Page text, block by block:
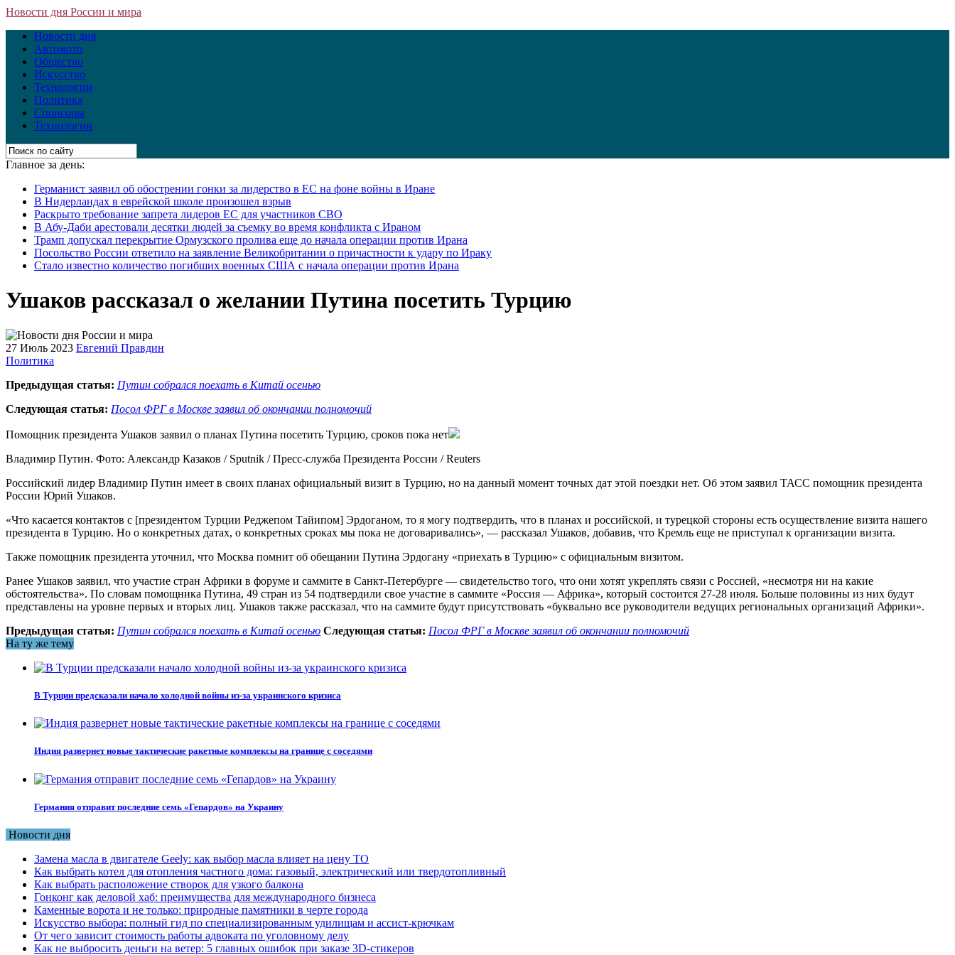
Новости дня России и мира
Новости дня
Автомото
Общество
Искусство
Технологии
Политика
Спонсоры
Технологии
Главное за день:
Германист заявил об обострении гонки за лидерство в ЕС на фоне войны в Иране
В Нидерландах в еврейской школе произошел взрыв
Раскрыто требование запрета лидеров ЕС для участников СВО
В Абу-Даби арестовали десятки людей за съемку во время конфликта с Ираном
Трамп допускал перекрытие Ормузского пролива еще до начала операции против Ирана
Посольство России ответило на заявление Великобритании о причастности к удару по Ираку
Стало известно количество погибших военных США с начала операции против Ирана
Ушаков рассказал о желании Путина посетить Турцию
27 Июль 2023 Евгений Правдин
Политика
Предыдущая статья: Путин собрался поехать в Китай осенью
Следующая статья: Посол ФРГ в Москве заявил об окончании полномочий
Помощник президента Ушаков заявил о планах Путина посетить Турцию, сроков пока нет
Владимир Путин. Фото: Александр Казаков / Sputnik / Пресс-служба Президента России / Reuters
Российский лидер Владимир Путин имеет в своих планах официальный визит в Турцию, но на данный момент точных дат этой поездки нет. Об этом заявил ТАСС помощник президента
России Юрий Ушаков.
«Что касается контактов с [президентом Турции Реджепом Тайипом] Эрдоганом, то я могу подтвердить, что в планах и российской, и турецкой стороны есть осуществление визита нашего
президента в Турцию. Но о конкретных датах, о конкретных сроках мы пока не договаривались», — рассказал Ушаков, добавив, что Кремль еще не приступал к организации визита.
Также помощник президента уточнил, что Москва помнит об обещании Путина Эрдогану «приехать в Турцию» с официальным визитом.
Ранее Ушаков заявил, что участие стран Африки в форуме и саммите в Санкт-Петербурге — свидетельство того, что они хотят укреплять связи с Россией, «несмотря ни на какие
обстоятельства». По словам помощника Путина, 49 стран из 54 подтвердили свое участие в саммите «Россия — Африка», который состоится 27-28 июля. Больше половины из них будут
представлены на уровне первых и вторых лиц. Ушаков также рассказал, что на саммите будут присутствовать «буквально все руководители ведущих региональных организаций Африки».
Предыдущая статья: Путин собрался поехать в Китай осенью Следующая статья: Посол ФРГ в Москве заявил об окончании полномочий
На ту же тему
В Турции предсказали начало холодной войны из-за украинского кризиса
Индия развернет новые тактические ракетные комплексы на границе с соседями
Германия отправит последние семь «Гепардов» на Украину
Новости дня
Замена масла в двигателе Geely: как выбор масла влияет на цену ТО
Как выбрать котел для отопления частного дома: газовый, электрический или твердотопливный
Как выбрать расположение створок для узкого балкона
Гонконг как деловой хаб: преимущества для международного бизнеса
Каменные ворота и не только: природные памятники в черте города
Искусство выбора: полный гид по специализированным удилищам и ассист-крючкам
От чего зависит стоимость работы адвоката по уголовному делу
Как не выбросить деньги на ветер: 5 главных ошибок при заказе 3D-стикеров